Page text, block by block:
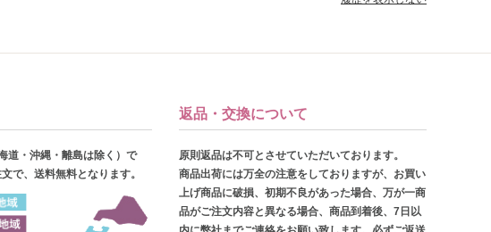
道・沖縄・離島は除く）で
で、送料無料となります。
返品・交換について
原則返品は不可とさせていただいております。
商品出荷には万全の注意をしておりますが、お買い
上げ商品に破損、初期不良があった場合、万が一商
品がご注文内容と異なる場合、商品到着後、7日以